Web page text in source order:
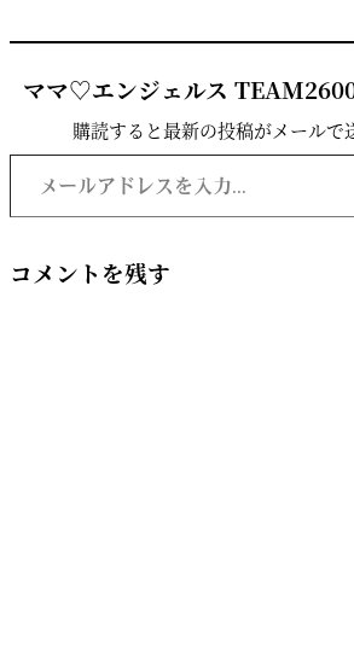
ママ♡エンジェルス
購読すると最新の投稿がメールで
メールアドレスを入力...
コメントを残す